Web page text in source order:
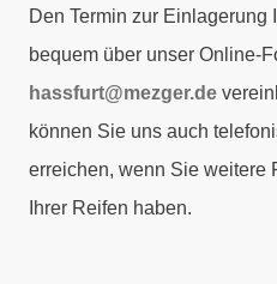
Den Termin zur Einlagerung
bequem über unser Online-
hassfurt@mezger.de
können Sie uns auch
erreichen, wenn Sie weitere
Ihrer Reifen haben.